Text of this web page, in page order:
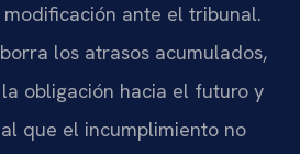
ante el tribunal.
los atrasos acumulados,
obligación hacia el futuro y
que el incumplimiento no